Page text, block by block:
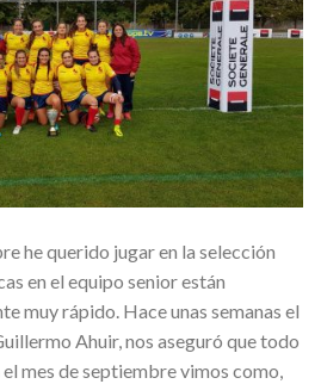
he querido jugar en la selección
en el equipo senior están
muy rápido. Hace unas semanas el
Ahuir, nos aseguró que todo
mes de septiembre vimos como,